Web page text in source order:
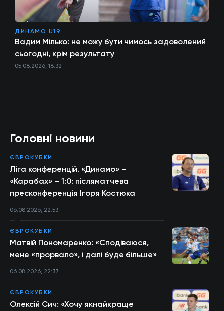
ДИНАМО U19
Вадим Мілько: не можу бути чимось задоволений
сьогодні, крім результату
05.08.2026, 18:32
Головні новини
ЄВРОКУБКИ
Ліга конференцій. «Динамо» –
«Карабах» – 1:0: післяматчева
пресконференція Ігоря Костюка
06.08.2026, 22:53
ЄВРОКУБКИ
Матвій Пономаренко: «Сподіваюся,
мене «прорвало», і далі буде більше»
06.08.2026, 22:37
ЄВРОКУБКИ
Олексій Сич: «Хочу якнайкраще